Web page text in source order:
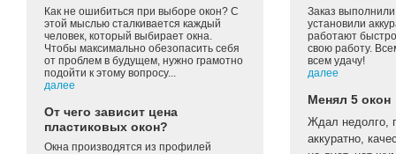
Как не ошибиться при выборе окон? С
этой мыслью сталкивается каждый
человек, который выбирает окна.
Чтобы максимально обезопасить себя
от проблем в будущем, нужно грамотно
подойти к этому вопросу...
далее
От чего зависит цена
пластиковых окон?
Окна производятся из профилей
Заказ
установили
работают
свою работу.
всем удачу!
далее
Менял 5 окон
Ждал недолго,
аккуратно,